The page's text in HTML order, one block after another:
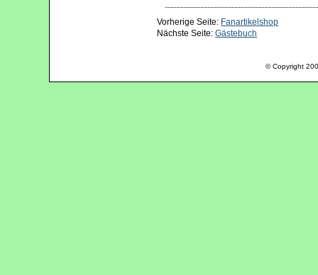
Vorherige Seite: Fanartikelshop
Nächste Seite:Gästebuch
© Copyright